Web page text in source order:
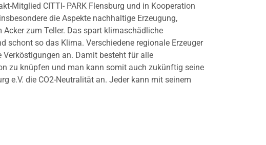
Mitglied CITTI- PARK Flensburg und in Kooperation
die Aspekte nachhaltige Erzeugung,
zum Teller. Das spart klimaschädliche
schont so das Klima. Verschiedene regionale Erzeuger
an. Damit besteht für alle
zu knüpfen und man kann somit auch zukünftig seine
e.V. die CO2-Neutralität an. Jeder kann mit seinem